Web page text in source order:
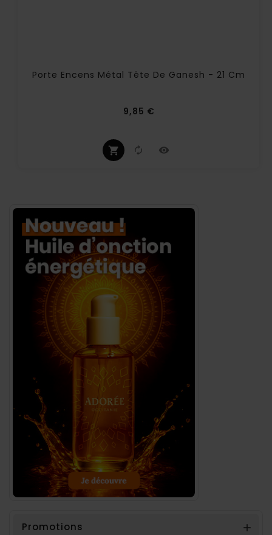
Porte Encens Métal Tête De Ganesh - 21 Cm
9,85 €
Promotions 